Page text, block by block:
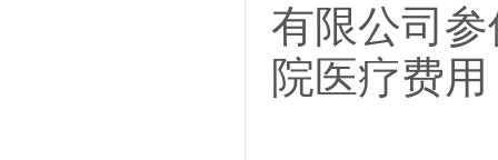
有限公司
院医疗费